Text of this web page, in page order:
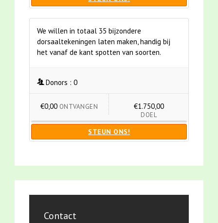
We willen in totaal 35 bijzondere
dorsaaltekeningen laten maken, handig bij
het vanaf de kant spotten van soorten.
Donors : 0
€0,00 ONTVANGEN €1.750,00
DOEL
STEUN ONS!
Contact